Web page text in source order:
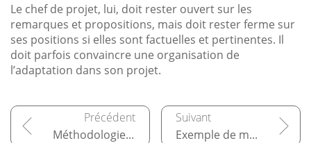
Le chef de projet, lui, doit rester ouvert sur les
remarques et propositions, mais doit rester ferme sur
ses positions si elles sont factuelles et pertinentes. Il
doit parfois convaincre une organisation de
l’adaptation dans son projet.
Méthodologie agile et Scrum Exemple de mise en application des artefacts